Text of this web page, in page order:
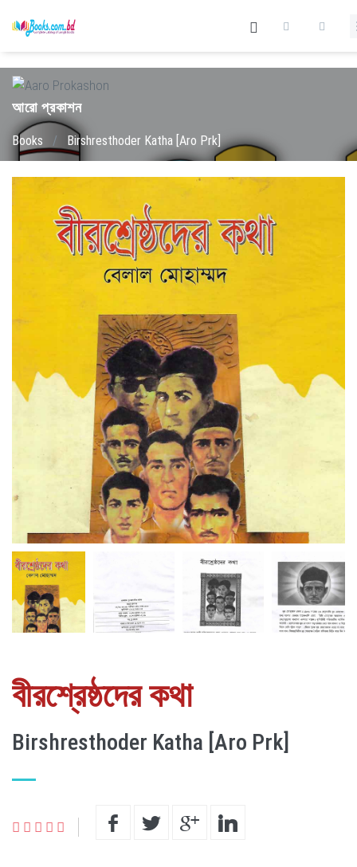
আরো প্রকাশন
Books / Birshresthoder Katha [Aro Prk]
বীরশ্রেষ্ঠদের কথা
Birshresthoder Katha [Aro Prk]